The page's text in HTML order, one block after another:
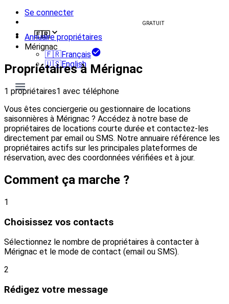
Se connecter
GRATUIT
🇫🇷
🇫🇷Français
🇺🇸English
Annuaire propriétaires
Mérignac
Propriétaires à Mérignac
1 propriétaires1 avec téléphone
Vous êtes conciergerie ou gestionnaire de locations
saisonnières à Mérignac ? Accédez à notre base de
propriétaires de locations courte durée et contactez-les
directement par email ou SMS. Notre annuaire référence les
propriétaires actifs sur les principales plateformes de
réservation, avec des coordonnées vérifiées et à jour.
Comment ça marche ?
1
Choisissez vos contacts
Sélectionnez le nombre de propriétaires à contacter à
Mérignac et le mode de contact (email ou SMS).
2
Rédigez votre message